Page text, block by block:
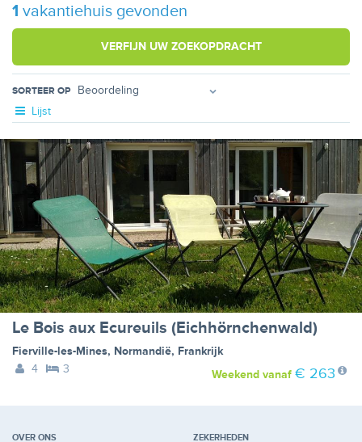
1 vakantiehuis gevonden
VERFIJN UW ZOEKOPDRACHT
SORTEER OP
Lijst
Le Bois aux Ecureuils (Eichhörnchenwald)
Fierville-les-Mines, Normandië, Frankrijk
4
3 Weekendvanaf € 263
OVER ONS ZEKERHEDEN